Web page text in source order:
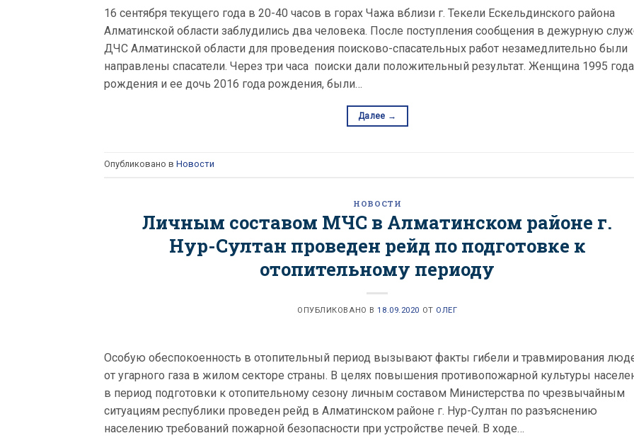
16 сентября текущего года в 20-40 часов в горах Чажа вблизи г. Текели Ескельдинского района
Алматинской области заблудились два человека. После поступления сообщения в дежурную
ДЧС Алматинской области для проведения поисково-спасательных работ незамедлительно были
направлены спасатели. Через три часа поиски дали положительный результат. Женщина 1995 года
рождения и ее дочь 2016 года рождения, были…
Далее →
Опубликовано в Новости
НОВОСТИ
Личным составом МЧС в Алматинском районе г.
Нур-Султан проведен рейд по подготовке к
отопительному периоду
ОПУБЛИКОВАНО В18.09.2020 ОТ ОЛЕГ
Особую обеспокоенность в отопительный период вызывают факты гибели и травмирования
от угарного газа в жилом секторе страны. В целях повышения противопожарной культуры
в период подготовки к отопительному сезону личным составом Министерства по чрезвычайным
ситуациям республики проведен рейд в Алматинском районе г. Нур-Султан по разъяснению
населению требований пожарной безопасности при устройстве печей. В ходе…